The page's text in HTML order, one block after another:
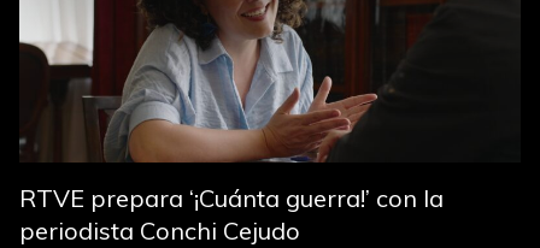
RTVE prepara ‘¡Cuánta guerra!’ con la
periodista Conchi Cejudo